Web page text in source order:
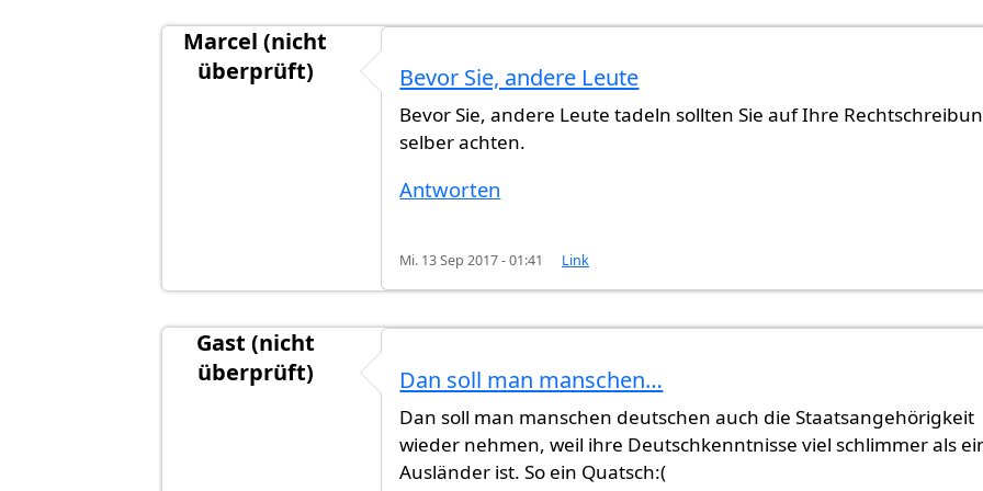
Marcel (nicht
überprüft)
Jahr schreibt man groß. ManvonGast (nicht überprüft)
Bevor Sie, andere Leute
Bevor Sie, andere Leute tadeln sollten Sie auf Ihre
selber achten.
Antworten
Mi. 13 Sep 2017 - 01:41 Link
Gast (nicht
überprüft)
Jahr schreibt man groß. ManvonGast (nicht überprüft)
Dan soll man manschen…
Dan soll man manschen deutschen auch die Staatsangehörigkeit
wieder nehmen, weil ihre Deutschkenntnisse viel schlimmer als
Ausländer ist. So ein Quatsch:(